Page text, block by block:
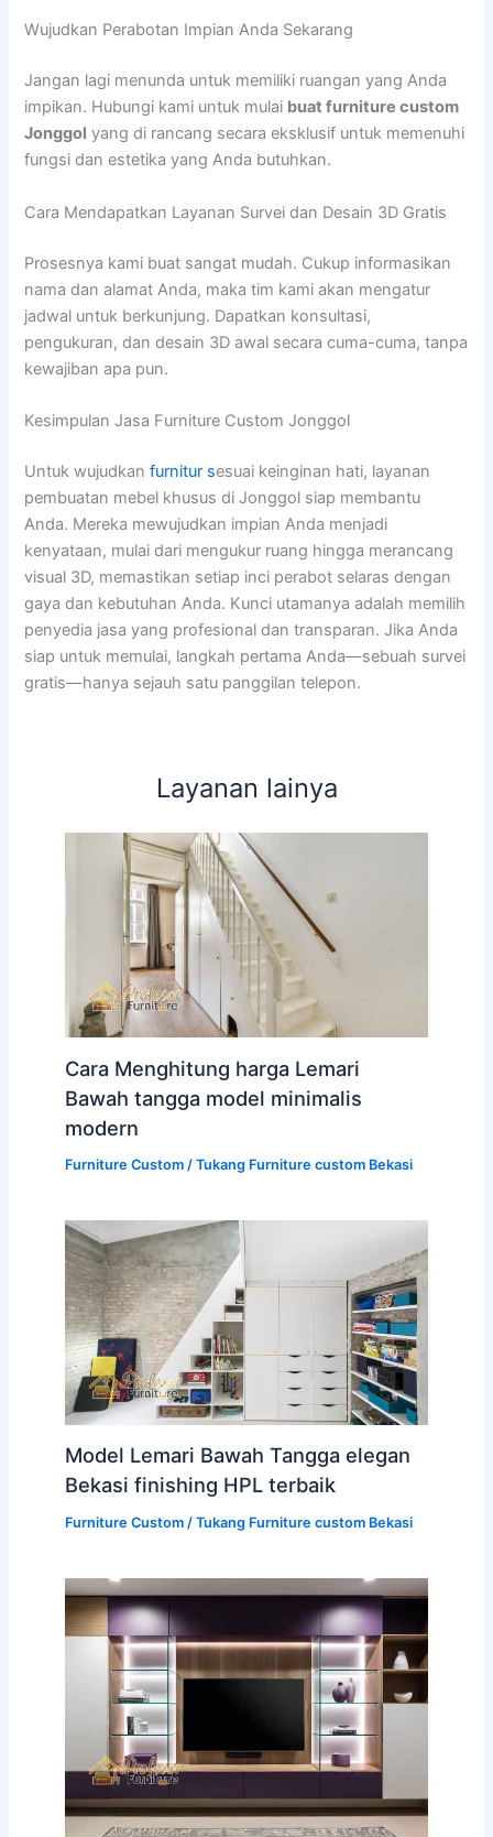
Wujudkan Perabotan Impian Anda Sekarang
Jangan lagi menunda untuk memiliki ruangan yang Anda
impikan. Hubungi kami untuk mulai buat furniture custom
Jonggol yang di rancang secara eksklusif untuk memenuhi
fungsi dan estetika yang Anda butuhkan.
Cara Mendapatkan Layanan Survei dan Desain 3D Gratis
Prosesnya kami buat sangat mudah. Cukup informasikan
nama dan alamat Anda, maka tim kami akan mengatur
jadwal untuk berkunjung. Dapatkan konsultasi,
pengukuran, dan desain 3D awal secara cuma-cuma, tanpa
kewajiban apa pun.
Kesimpulan Jasa Furniture Custom Jonggol
Untuk wujudkanfurnitur sesuai keinginan hati, layanan
pembuatan mebel khusus di Jonggol siap membantu
Anda. Mereka mewujudkan impian Anda menjadi
kenyataan, mulai dari mengukur ruang hingga merancang
visual 3D, memastikan setiap inci perabot selaras dengan
gaya dan kebutuhan Anda. Kunci utamanya adalah memilih
penyedia jasa yang profesional dan transparan. Jika Anda
siap untuk memulai, langkah pertama Anda—sebuah survei
gratis—hanya sejauh satu panggilan telepon.
Layanan lainya
Cara Menghitung harga Lemari
Bawah tangga model minimalis
modern
Furniture Custom/ Tukang Furniture custom Bekasi
Model Lemari Bawah Tangga elegan
Bekasi finishing HPL terbaik
Furniture Custom/ Tukang Furniture custom Bekasi